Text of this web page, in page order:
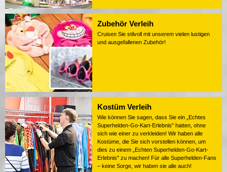
Zubehör Verleih
Cruisen Sie stilvoll mit unserem vielen lustigen
und ausgefallenen Zubehör!
Kostüm Verleih
Wie können Sie sagen, dass Sie ein „Echtes
Superhelden-Go-Kart-Erlebnis" hatten, ohne
sich wie einer zu verkleiden! Wir haben alle
Kostüme, die Sie sich vorstellen können, um
dies zu einem „Echten Superhelden-Go-Kart-
Erlebnis" zu machen! Für alle Superhelden-Fans
– keine Sorge, wir haben sie alle auch!